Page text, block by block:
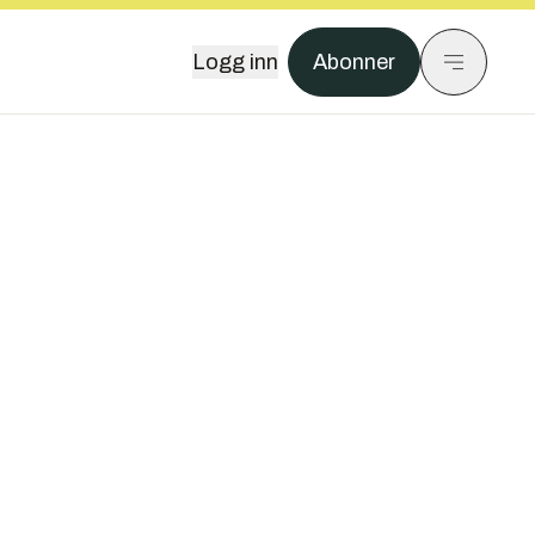
Logg inn Abonner